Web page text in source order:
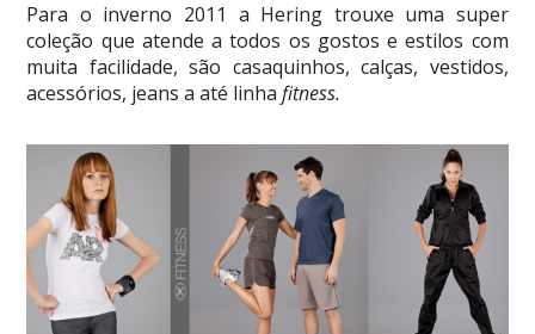
Para o inverno 2011 a Hering trouxe uma super
coleção que atende a todos os gostos e estilos com
muita facilidade, são casaquinhos, calças, vestidos,
acessórios, jeans a até linhafitness.